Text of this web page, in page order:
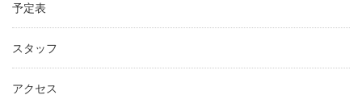
予定表
スタッフ
アクセス